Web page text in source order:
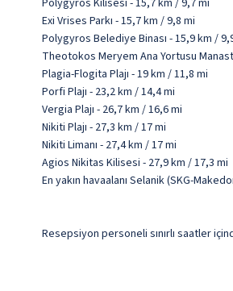
Polygyros Kilisesi - 15,7 km / 9,7 mi
Exi Vrises Parkı - 15,7 km / 9,8 mi
Polygyros Belediye Binası - 15,9 km /
Theotokos Meryem Ana Yortusu
Plagia-Flogita Plajı - 19 km / 11,8 mi
Porfi Plajı - 23,2 km / 14,4 mi
Vergia Plajı - 26,7 km / 16,6 mi
Nikiti Plajı - 27,3 km / 17 mi
Nikiti Limanı - 27,4 km / 17 mi
Agios Nikitas Kilisesi - 27,9 km / 17,3 mi
En yakın havaalanı Selanik (SKG-
Resepsiyon personeli sınırlı saatler